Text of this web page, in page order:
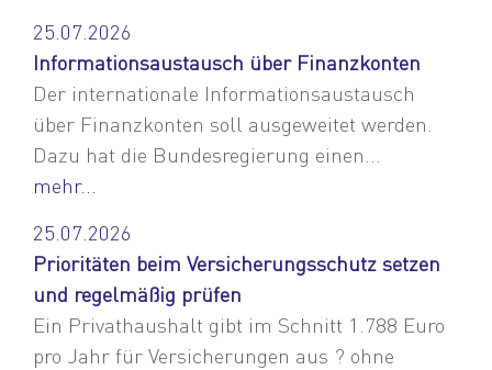
25.07.2026
Informationsaustausch über Finanzkonten
Der internationale Informationsaustausch
über Finanzkonten soll ausgeweitet werden.
Dazu hat die Bundesregierung einen...
mehr...
25.07.2026
Prioritäten beim Versicherungsschutz setzen
und regelmäßig prüfen
Ein Privathaushalt gibt im Schnitt 1.788 Euro
pro Jahr für Versicherungen aus ? ohne